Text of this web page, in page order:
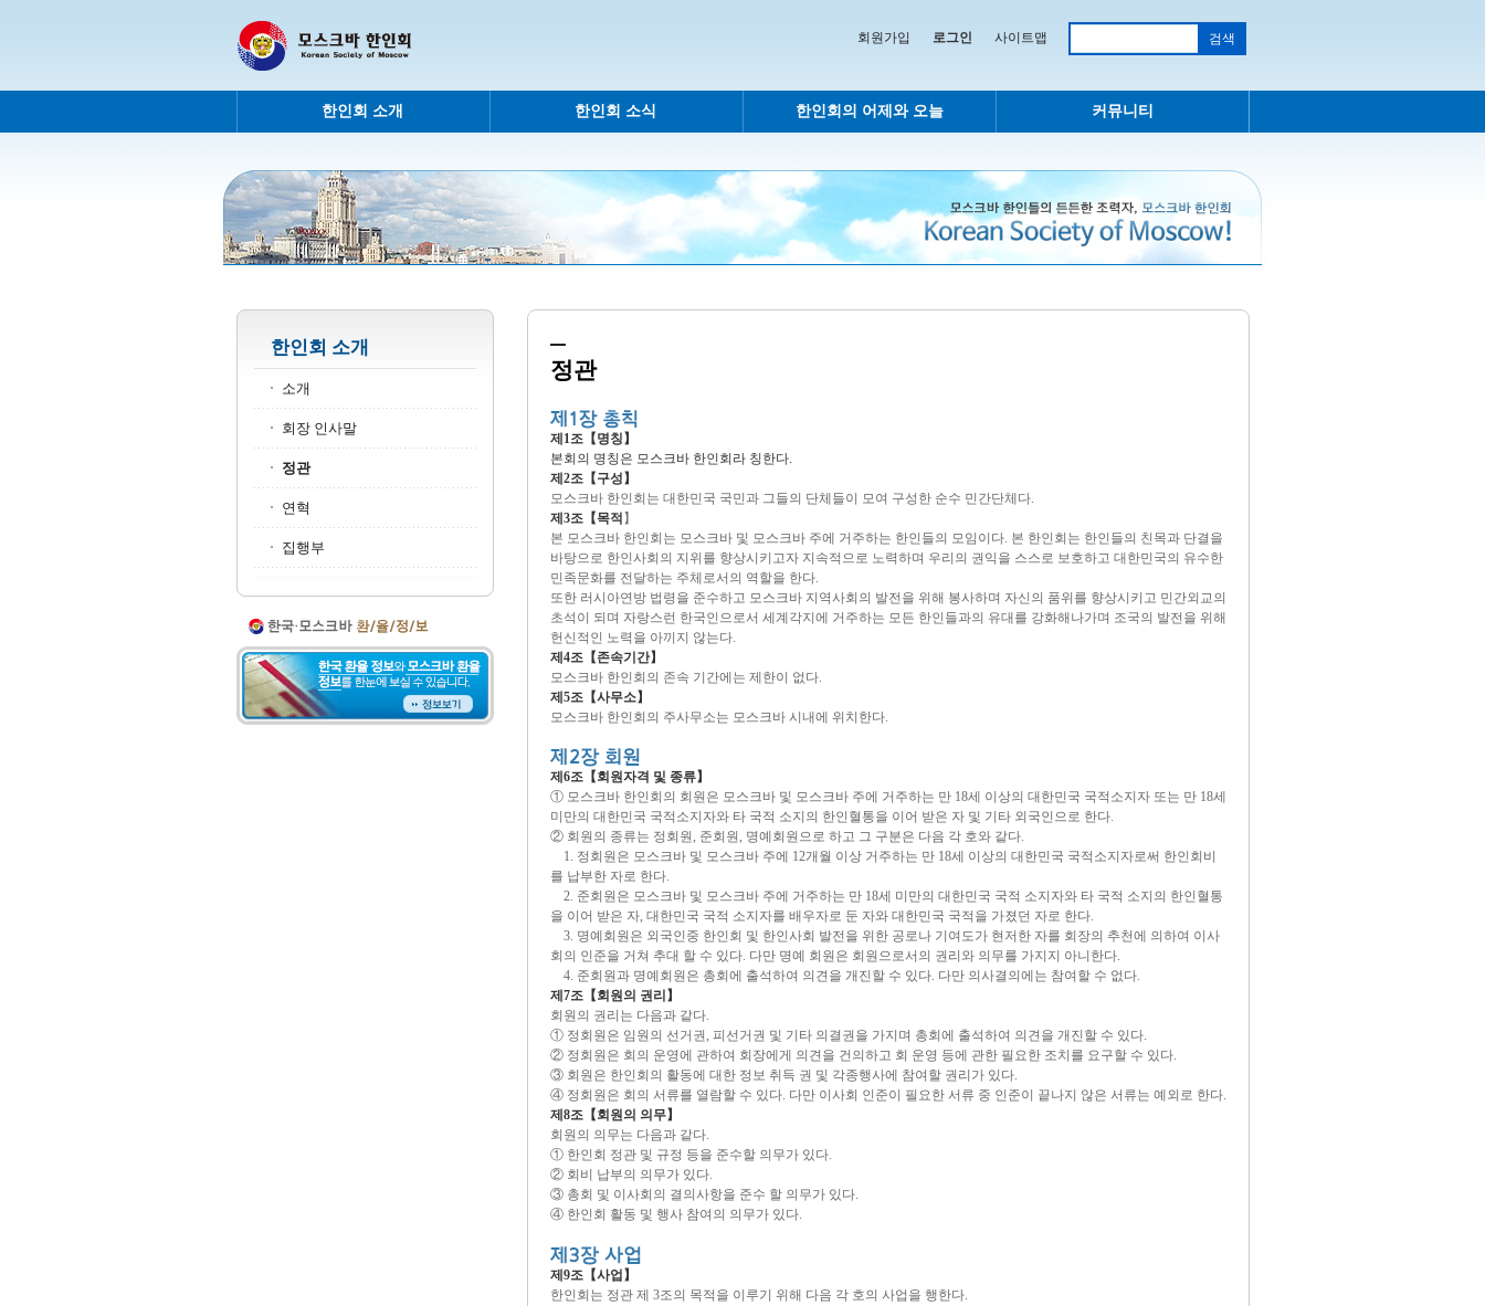
회원가입 로그인 사이트맵
한인회 소개 한인회 소식 한인회의 어제와 오늘 커뮤니티
한인회 소개
소개
회장 인사말
정관
연혁
집행부
정관
제1조【명칭】
본회의 명칭은 모스크바 한인회라 칭한다.
제2조【구성】
모스크바 한인회는 대한민국 국민과 그들의 단체들이 모여 구성한 순수 민간단체다.
제3조【목적】
본 모스크바 한인회는 모스크바 및 모스크바 주에 거주하는 한인들의 모임이다. 본 한인회는 한인들의 친목과 단결을
바탕으로 한인사회의 지위를 향상시키고자 지속적으로 노력하며 우리의 권익을 스스로 보호하고 대한민국의 유수한
민족문화를 전달하는 주체로서의 역할을 한다.
또한 러시아연방 법령을 준수하고 모스크바 지역사회의 발전을 위해 봉사하며 자신의 품위를 향상시키고 민간외교의
초석이 되며 자랑스런 한국인으로서 세계각지에 거주하는 모든 한인들과의 유대를 강화해나가며 조국의 발전을 위해
헌신적인 노력을 아끼지 않는다.
제4조【존속기간】
모스크바 한인회의 존속 기간에는 제한이 없다.
제5조【사무소】
모스크바 한인회의 주사무소는 모스크바 시내에 위치한다.
제6조【회원자격 및 종류】
① 모스크바 한인회의 회원은 모스크바 및 모스크바 주에 거주하는 만 18세 이상의 대한민국 국적소지자 또는 만 18세
미만의 대한민국 국적소지자와 타 국적 소지의 한인혈통을 이어 받은 자 및 기타 외국인으로 한다.
② 회원의 종류는 정회원, 준회원, 명예회원으로 하고 그 구분은 다음 각 호와 같다.
1. 정회원은 모스크바 및 모스크바 주에 12개월 이상 거주하는 만 18세 이상의 대한민국 국적소지자로써 한인회비
를 납부한 자로 한다.
2. 준회원은 모스크바 및 모스크바 주에 거주하는 만 18세 미만의 대한민국 국적 소지자와 타 국적 소지의 한인혈통
을 이어 받은 자, 대한민국 국적 소지자를 배우자로 둔 자와 대한민국 국적을 가졌던 자로 한다.
3. 명예회원은 외국인중 한인회 및 한인사회 발전을 위한 공로나 기여도가 현저한 자를 회장의 추천에 의하여 이사
회의 인준을 거쳐 추대 할 수 있다. 다만 명예 회원은 회원으로서의 권리와 의무를 가지지 아니한다.
4. 준회원과 명예회원은 총회에 출석하여 의견을 개진할 수 있다. 다만 의사결의에는 참여할 수 없다.
제7조【회원의 권리】
회원의 권리는 다음과 같다.
① 정회원은 임원의 선거권, 피선거권 및 기타 의결권을 가지며 총회에 출석하여 의견을 개진할 수 있다.
② 정회원은 회의 운영에 관하여 회장에게 의견을 건의하고 회 운영 등에 관한 필요한 조치를 요구할 수 있다.
③ 회원은 한인회의 활동에 대한 정보 취득 권 및 각종행사에 참여할 권리가 있다.
④ 정회원은 회의 서류를 열람할 수 있다. 다만 이사회 인준이 필요한 서류 중 인준이 끝나지 않은 서류는 예외로 한다.
제8조【회원의 의무】
회원의 의무는 다음과 같다.
① 한인회 정관 및 규정 등을 준수할 의무가 있다.
② 회비 납부의 의무가 있다.
③ 총회 및 이사회의 결의사항을 준수 할 의무가 있다.
④ 한인회 활동 및 행사 참여의 의무가 있다.
제9조【사업】
한인회는 정관 제 3조의 목적을 이루기 위해 다음 각 호의 사업을 행한다.